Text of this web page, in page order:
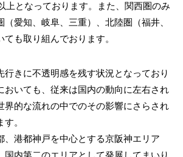
近江八幡市、草津市、多賀町、大津市、彦根市
あま市、稲沢市、犬山市、江南市、春日井市
広島市、三原市、福山市
下関市、岩国市
金沢市、小松市
上となっております。また、関西圏のみ
（愛知、岐阜、三重）、北陸圏（福井、
も取り組んでおります。
行きに不透明感を残す状況となっており
おいても、従来は国内の動向に左右され
界的な流れの中でのその影響にさらされ
。
、港都神戸を中心とする京阪神エリア